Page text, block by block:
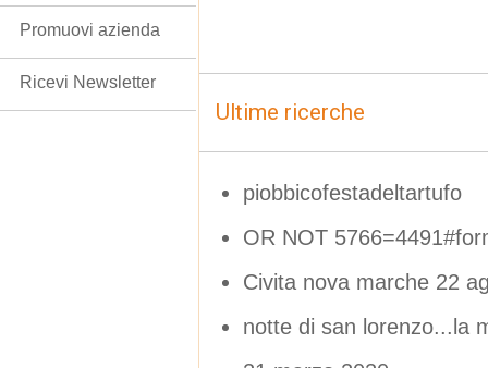
Ultime ricerche
piobbicofestadeltartufo
OR NOT
Civita nova marche 22
notte di san lorenzo...la
Promuovi azienda
Ricevi Newsletter